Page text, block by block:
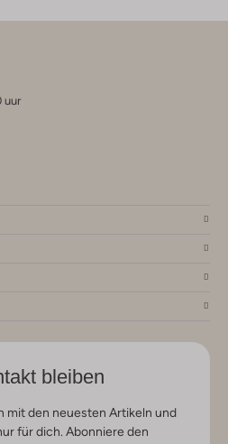
uur
bleiben
mit den neuesten Artikeln und
für dich. Abonniere den